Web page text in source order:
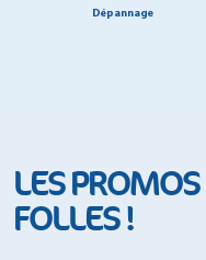
Dépannage
LES PROMOS
FOLLES !